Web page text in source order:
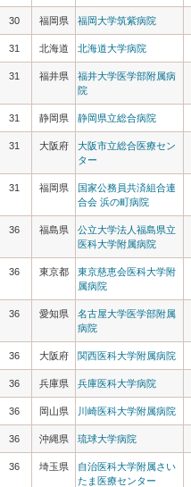
30 福岡県 福岡大学筑紫病院
31 北海道 北海道大学病院
31 福井県
福井大学医学部附属病
院
31 静岡県 静岡県立総合病院
31 大阪府
大阪市立総合医療セン
ター
31 福岡県
国家公務員共済組合連
合会 浜の町病院
36 福島県
公立大学法人福島県立
医科大学附属病院
36 東京都
東京慈恵会医科大学附
属病院
36 愛知県
名古屋大学医学部附属
病院
36 大阪府 関西医科大学附属病院
36 兵庫県 兵庫医科大学病院
36 岡山県 川崎医科大学附属病院
36 沖縄県 琉球大学病院
36 埼玉県
自治医科大学附属さい
たま医療センター